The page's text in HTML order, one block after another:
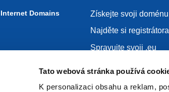
Tato webová stránka používá
K personalizaci obsahu a reklam,
Domains
Získejte svoji
Najděte si registrátora
Spravujte svoji .eu